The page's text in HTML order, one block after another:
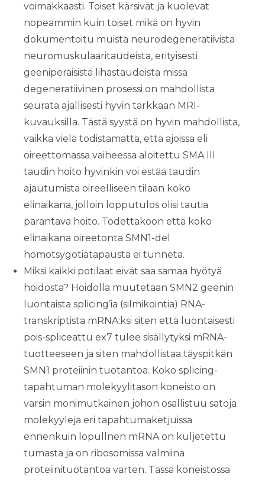
voimakkaasti. Toiset kärsivät ja kuolevat
nopeammin kuin toiset mikä on hyvin
dokumentoitu muista neurodegeneratiivista
neuromuskulaaritaudeista, erityisesti
geeniperäisistä lihastaudeista missä
degeneratiivinen prosessi on mahdollista
seurata ajallisesti hyvin tarkkaan MRI-
kuvauksilla. Tästä syystä on hyvin mahdollista,
vaikka vielä todistamatta, että ajoissa eli
oireettomassa vaiheessa aloitettu SMA III
taudin hoito hyvinkin voi estää taudin
ajautumista oireelliseen tilaan koko
elinaikana, jolloin lopputulos olisi tautia
parantava hoito. Todettakoon että koko
elinaikana oireetonta SMN1-del
homotsygotiatapausta ei tunneta.
Miksi kaikki potilaat eivät saa samaa hyötyä
hoidosta? Hoidolla muutetaan SMN2 geenin
luontaista splicing’ia (silmikointia) RNA-
transkriptista mRNA:ksi siten että luontaisesti
pois-spliceattu ex7 tulee sisällytyksi mRNA-
tuotteeseen ja siten mahdollistaa täyspitkän
SMN1 proteiinin tuotantoa. Koko splicing-
tapahtuman molekyylitason koneisto on
varsin monimutkainen johon osallistuu satoja
molekyyleja eri tapahtumaketjuissa
ennenkuin lopullnen mRNA on kuljetettu
tumasta ja on ribosomissa valmiina
proteiinituotantoa varten. Tässä koneistossa